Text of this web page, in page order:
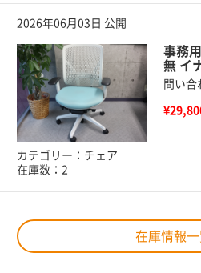
在庫情報
2026年06月03日 公開
事務
無 イ
問い合
カテゴリー：チェア
在庫数：2